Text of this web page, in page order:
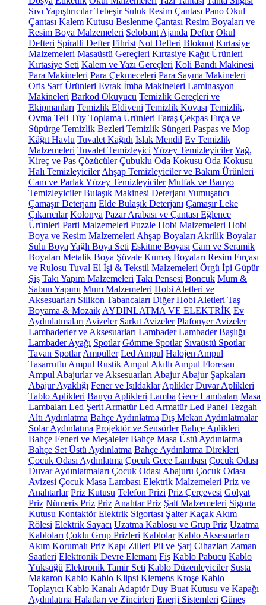
Sıvı Yapıştırıcılar Tebeşir Suluk Resim Çantası Pano Okul
Çantası Kalem Kutusu Beslenme Çantası Resim Boyaları ve
Resim Boya Malzemeleri Selobant Ajanda Defter Okul
Defteri Spiralli Defter Fihrist Not Defteri Bloknot Kırtasiye
Malzemeleri Masaüstü Gereçleri Kırtasiye Kağıt Ürünleri
Kırtasiye Seti Kalem ve Yazı Gereçleri Koli Bandı Makinesi
Para Makineleri Para Çekmeceleri Para Sayma Makineleri
Ofis Sarf Ürünleri Evrak İmha Makineleri Laminasyon
Makineleri Barkod Okuyucu Temizlik Gereçleri ve
Ekipmanları Temizlik Eldiveni Temizlik Kovası Temizlik,
Ovma Teli Tüy Toplama Ürünleri Faraş Çekpas Fırça ve
Süpürge Temizlik Bezleri Temizlik Süngeri Paspas ve Mop
Kâğıt Havlu Tuvalet Kağıdı Islak Mendil Ev Temizlik
Malzemeleri Tuvalet Temizleyici Yüzey TemizleyicilerYağ,
Kireç ve Pas Çözücüler Çubuklu Oda Kokusu Oda Kokusu
Halı Temizleyiciler Ahşap Temizleyiciler ve Bakım Ürünleri
Cam ve Parlak Yüzey Temizleyiciler Mutfak ve Banyo
Temizleyiciler Bulaşık Makinesi Deterjanı Yumuşatıcı
Çamaşır Deterjanı Elde Bulaşık Deterjanı Çamaşır Leke
Çıkarıcılar Kolonya Pazar Arabası ve Çantası Eğlence
Ürünleri Parti Malzemeleri Puzzle Hobi Malzemeleri Hobi
Boya ve Resim Malzemeleri Ahşap Boyaları Akrilik Boyalar
Sulu Boya Yağlı Boya Seti Eskitme Boyası Cam ve Seramik
Boyaları Metalik Boya Şövale Kumaş Boyaları Resim Fırçası
ve Rulosu Tuval El İşi & Tekstil Malzemeleri Örgü İpi Güpür
Şiş Takı Yapım Malzemeleri Takı Pensesi Boncuk Mum &
Sabun Yapımı Mum Malzemeleri Hobi Aletleri ve
Aksesuarları Silikon Tabancaları Diğer Hobi Aletleri Taş
Boyama & Mozaik AYDINLATMA VE ELEKTRİK Ev
Aydınlatmaları Avizeler Sarkıt Avizeler Plafonyer Avizeler
Lambaderler ve Aksesuarları Lambader Lambader Başlığı
Lambader Ayağı Spotlar Gömme Spotlar Sıvaüstü Spotlar
Tavan Spotlar Ampuller Led Ampul Halojen Ampul
Tasarruflu Ampul Rustik Ampul Akıllı Ampul Floresan
Ampul Abajurlar ve Aksesuarları Abajur Abajur Şapkaları
Abajur Ayaklığı Fener ve Işıldaklar Aplikler Duvar Aplikleri
Tablo Aplikleri Banyo Aplikleri Lamba Gece Lambaları Masa
Lambaları Led Şerit Armatür Led Armatür Led Panel Tezgah
Altı Aydınlatma Bahçe Aydınlatma Dış Mekan Aydınlatmalar
Solar Aydınlatma Projektör ve Sensörler Bahçe Aplikleri
Bahçe Feneri ve Meşaleler Bahçe Masa Üstü Aydınlatma
Bahçe Set Üstü Aydınlatma Bahçe Aydınlatma Direkleri
Çocuk Odası Aydınlatma Çocuk Gece Lambası Çocuk Odası
Duvar Aydınlatmaları Çocuk Odası Abajuru Çocuk Odası
Avizesi Çocuk Masa Lambası Elektrik Malzemeleri Priz ve
Anahtarlar Priz Kutusu Telefon Prizi Priz Çerçevesi Golyat
Priz Nümeris Priz Priz Anahtar Priz Şalt Malzemeleri Sigorta
Kutusu Kontaktör Elektrik Sigortası Şalter Kaçak Akım
Rölesi Elektrik Sayacı Uzatma Kablosu ve Grup Priz Uzatma
Kabloları Çoklu Grup Prizleri Kablolar Kablo Aksesuarları
Akım Korumalı Priz Kapı Zilleri Pil ve Şarj Cihazları Zaman
Saatleri Elektronik Devre Elemanı Fiş Kablo Pabucu Kablo
Yüksüğü Elektronik Tamir Seti Kablo Düzenleyiciler Susta
Makaron Kablo Kablo Klipsi Klemens Kroşe Kablo
Toplayıcı Kablo Kanalı Adaptör Duy Buat Kutusu ve Kapağı
Aydınlatma Halatları ve Zincirleri Enerji Sistemleri Güneş